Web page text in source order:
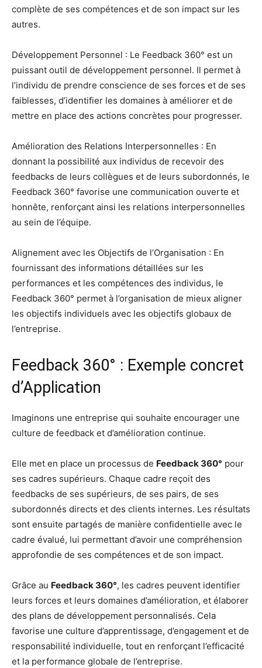
complète de ses compétences et de son impact sur les
autres.
Développement Personnel : Le Feedback 360° est un
puissant outil de développement personnel. Il permet à
l’individu de prendre conscience de ses forces et de ses
faiblesses, d’identifier les domaines à améliorer et de
mettre en place des actions concrètes pour progresser.
Amélioration des Relations Interpersonnelles : En
donnant la possibilité aux individus de recevoir des
feedbacks de leurs collègues et de leurs subordonnés, le
Feedback 360° favorise une communication ouverte et
honnête, renforçant ainsi les relations interpersonnelles
au sein de l’équipe.
Alignement avec les Objectifs de l’Organisation : En
fournissant des informations détaillées sur les
performances et les compétences des individus, le
Feedback 360° permet à l’organisation de mieux aligner
les objectifs individuels avec les objectifs globaux de
l’entreprise.
Feedback 360° : Exemple concret
d’Application
Imaginons une entreprise qui souhaite encourager une
culture de feedback et d’amélioration continue.
Elle met en place un processus de Feedback 360° pour
ses cadres supérieurs. Chaque cadre reçoit des
feedbacks de ses supérieurs, de ses pairs, de ses
subordonnés directs et des clients internes. Les résultats
sont ensuite partagés de manière confidentielle avec le
cadre évalué, lui permettant d’avoir une compréhension
approfondie de ses compétences et de son impact.
Grâce au Feedback 360°, les cadres peuvent identifier
leurs forces et leurs domaines d’amélioration, et élaborer
des plans de développement personnalisés. Cela
favorise une culture d’apprentissage, d’engagement et de
responsabilité individuelle, tout en renforçant l’efficacité
et la performance globale de l’entreprise.